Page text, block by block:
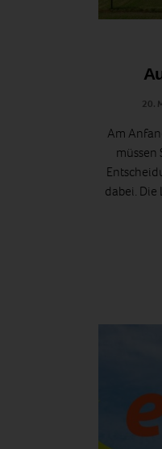
20.
Am
müssen
dabei.